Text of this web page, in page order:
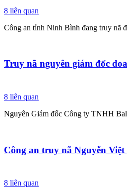
8 liên quan
Công an tỉnh Ninh Bình đang truy nã
Truy nã nguyên giám đốc
8 liên quan
Nguyên Giám đốc Công ty TNHH
Công an truy nã Nguyễn Việt
8 liên quan